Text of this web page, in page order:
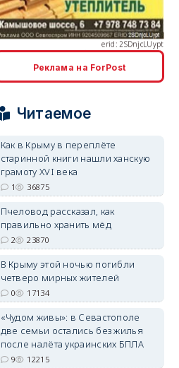
erid: 2SDnjdPjgYS
erid: 2SDnjdvhGXG
Реклама на ForPost
Читаемое
Как в Крыму в переплёте
старинной книги нашли ханскую
грамоту XVI века
1 36875
Пчеловод рассказал, как
правильно хранить мёд
2 23870
В Крыму этой ночью погибли
четверо мирных жителей
0 17134
«Чудом живы»: в Севастополе
две семьи остались без жилья
после налёта украинских БПЛА
9 12215